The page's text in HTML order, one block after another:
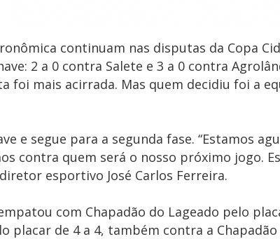
continuam nas disputas da Copa
2 a 0 contra Salete e 3 a 0 contra
foi mais acirrada. Mas quem decidiu foi a
e segue para a segunda fase. “Estamos
contra quem será o nosso próximo jogo.
esportivo José Carlos Ferreira.
com Chapadão do Lageado pelo
placar de 4 a 4, também contra a Chapadão